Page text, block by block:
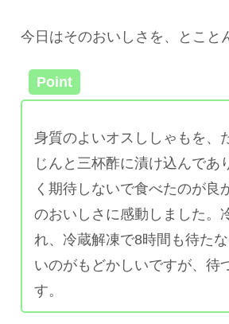
今日はそのおいしさを、とこと
Point
身質のよいオスししゃもを、
じんと三杯酢に漬け込んであ
く期待しないで食べたのが良
のおいしさに感動しました。
れ、冷蔵解凍で8時間も待た
いのがもどかしいですが、待
す。